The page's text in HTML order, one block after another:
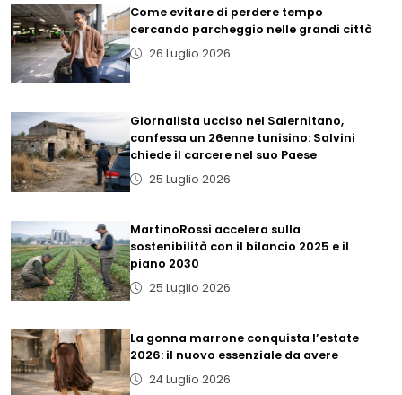
Come evitare di perdere tempo
cercando parcheggio nelle grandi città
26 Luglio 2026
Giornalista ucciso nel Salernitano,
confessa un 26enne tunisino: Salvini
chiede il carcere nel suo Paese
25 Luglio 2026
MartinoRossi accelera sulla
sostenibilità con il bilancio 2025 e il
piano 2030
25 Luglio 2026
La gonna marrone conquista l’estate
2026: il nuovo essenziale da avere
24 Luglio 2026